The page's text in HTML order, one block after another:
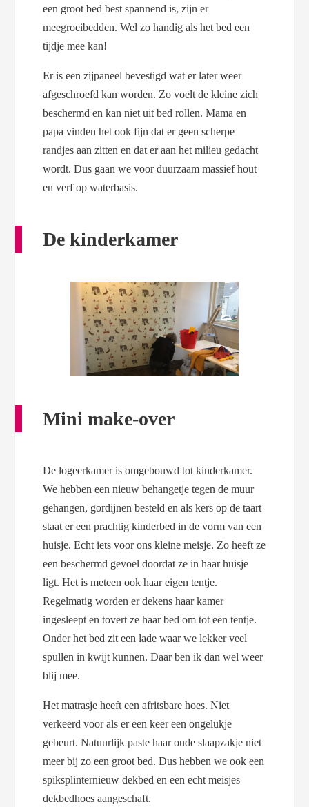
een groot bed best spannend is, zijn er
meegroeibedden. Wel zo handig als het bed een
tijdje mee kan!
Er is een zijpaneel bevestigd wat er later weer
afgeschroefd kan worden. Zo voelt de kleine zich
beschermd en kan niet uit bed rollen. Mama en
papa vinden het ook fijn dat er geen scherpe
randjes aan zitten en dat er aan het milieu gedacht
wordt. Dus gaan we voor duurzaam massief hout
en verf op waterbasis.
De kinderkamer
Mini make-over
De logeerkamer is omgebouwd tot kinderkamer.
We hebben een nieuw behangetje tegen de muur
gehangen, gordijnen besteld en als kers op de taart
staat er een prachtig kinderbed in de vorm van een
huisje. Echt iets voor ons kleine meisje. Zo heeft ze
een beschermd gevoel doordat ze in haar huisje
ligt. Het is meteen ook haar eigen tentje.
Regelmatig worden er dekens haar kamer
ingesleept en tovert ze haar bed om tot een tentje.
Onder het bed zit een lade waar we lekker veel
spullen in kwijt kunnen. Daar ben ik dan wel weer
blij mee.
Het matrasje heeft een afritsbare hoes. Niet
verkeerd voor als er een keer een ongelukje
gebeurt. Natuurlijk paste haar oude slaapzakje niet
meer bij zo een groot bed. Dus hebben we ook een
spiksplinternieuw dekbed en een echt meisjes
dekbedhoes aangeschaft.